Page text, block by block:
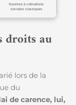
Soumise à cotisations
sociales classiques
droits au
lors de la
du
de carence, lui,